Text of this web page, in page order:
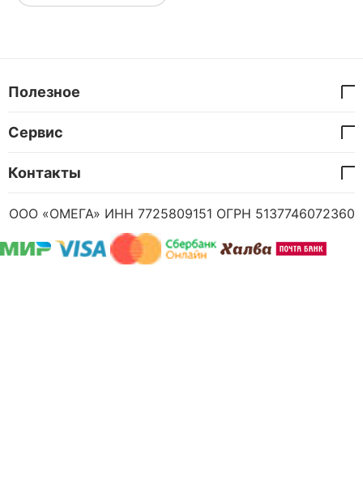
Полезное
Сервис
Контакты
ООО «ОМЕГА» ИНН 7725809151 ОГРН 5137746072360